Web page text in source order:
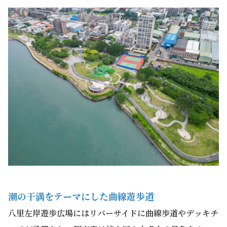
潮の干満をテーマにした曲線遊歩道
八里左岸遊歩広場にはリバーサイドに曲線歩道やデッキチ